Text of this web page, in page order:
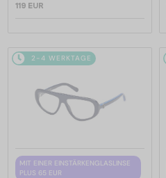
119 EUR
2-4 WERKTAGE
MIT EINER EINSTÄRKENGLASLINSE
PLUS 65 EUR